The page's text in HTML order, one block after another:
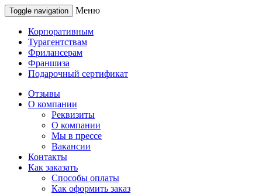
Toggle navigation Меню
Корпоративным
Турагентствам
Фрилансерам
Франшиза
Подарочный сертификат
Отзывы
О компании
Реквизиты
О компании
Мы в прессе
Вакансии
Контакты
Как заказать
Способы оплаты
Как оформить заказ